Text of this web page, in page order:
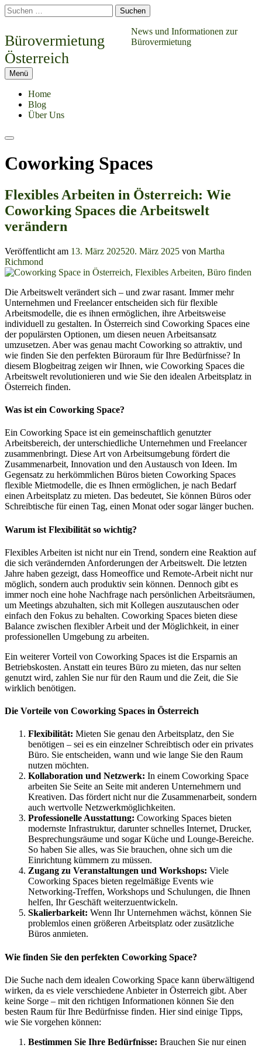
Springe
zum
Suchen
nach:
Bürovermietung
Österreich
News und Informationen zur
Bürovermietung
Menü
Home
Blog
Über Uns
Suchen
Coworking Spaces
Flexibles Arbeiten in Österreich: Wie
Coworking Spaces die Arbeitswelt
verändern
Veröffentlicht am 13. März 202520. März 2025 von Martha
Richmond
Die Arbeitswelt verändert sich – und zwar rasant. Immer mehr
Unternehmen und Freelancer entscheiden sich für flexible
Arbeitsmodelle, die es ihnen ermöglichen, ihre Arbeitsweise
individuell zu gestalten. In Österreich sind Coworking Spaces eine
der populärsten Optionen, um diesen neuen Arbeitsansatz
umzusetzen. Aber was genau macht Coworking so attraktiv, und
wie finden Sie den perfekten Büroraum für Ihre Bedürfnisse? In
diesem Blogbeitrag zeigen wir Ihnen, wie Coworking Spaces die
Arbeitswelt revolutionieren und wie Sie den idealen Arbeitsplatz in
Österreich finden.
Was ist ein Coworking Space?
Ein Coworking Space ist ein gemeinschaftlich genutzter
Arbeitsbereich, der unterschiedliche Unternehmen und Freelancer
zusammenbringt. Diese Art von Arbeitsumgebung fördert die
Zusammenarbeit, Innovation und den Austausch von Ideen. Im
Gegensatz zu herkömmlichen Büros bieten Coworking Spaces
flexible Mietmodelle, die es Ihnen ermöglichen, je nach Bedarf
einen Arbeitsplatz zu mieten. Das bedeutet, Sie können Büros oder
Schreibtische für einen Tag, einen Monat oder sogar länger buchen.
Warum ist Flexibilität so wichtig?
Flexibles Arbeiten ist nicht nur ein Trend, sondern eine Reaktion auf
die sich verändernden Anforderungen der Arbeitswelt. Die letzten
Jahre haben gezeigt, dass Homeoffice und Remote-Arbeit nicht nur
möglich, sondern auch produktiv sein können. Dennoch gibt es
immer noch eine hohe Nachfrage nach persönlichen Arbeitsräumen,
um Meetings abzuhalten, sich mit Kollegen auszutauschen oder
einfach den Fokus zu behalten. Coworking Spaces bieten diese
Balance zwischen flexibler Arbeit und der Möglichkeit, in einer
professionellen Umgebung zu arbeiten.
Ein weiterer Vorteil von Coworking Spaces ist die Ersparnis an
Betriebskosten. Anstatt ein teures Büro zu mieten, das nur selten
genutzt wird, zahlen Sie nur für den Raum und die Zeit, die Sie
wirklich benötigen.
Die Vorteile von Coworking Spaces in Österreich
Flexibilität: Mieten Sie genau den Arbeitsplatz, den Sie
benötigen – sei es ein einzelner Schreibtisch oder ein privates
Büro. Sie entscheiden, wann und wie lange Sie den Raum
nutzen möchten.
Kollaboration und Netzwerk: In einem Coworking Space
arbeiten Sie Seite an Seite mit anderen Unternehmern und
Kreativen. Das fördert nicht nur die Zusammenarbeit, sondern
auch wertvolle Netzwerkmöglichkeiten.
Professionelle Ausstattung: Coworking Spaces bieten
modernste Infrastruktur, darunter schnelles Internet, Drucker,
Besprechungsräume und sogar Küche und Lounge-Bereiche.
So haben Sie alles, was Sie brauchen, ohne sich um die
Einrichtung kümmern zu müssen.
Zugang zu Veranstaltungen und Workshops: Viele
Coworking Spaces bieten regelmäßige Events wie
Networking-Treffen, Workshops und Schulungen, die Ihnen
helfen, Ihr Geschäft weiterzuentwickeln.
Skalierbarkeit: Wenn Ihr Unternehmen wächst, können Sie
problemlos einen größeren Arbeitsplatz oder zusätzliche
Büros anmieten.
Wie finden Sie den perfekten Coworking Space?
Die Suche nach dem idealen Coworking Space kann überwältigend
wirken, da es viele verschiedene Anbieter in Österreich gibt. Aber
keine Sorge – mit den richtigen Informationen können Sie den
besten Raum für Ihre Bedürfnisse finden. Hier sind einige Tipps,
wie Sie vorgehen können:
Bestimmen Sie Ihre Bedürfnisse: Brauchen Sie nur einen